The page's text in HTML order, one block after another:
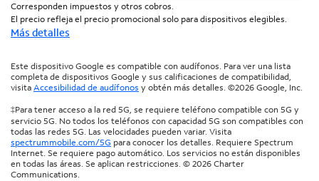
Corresponden impuestos y otros cobros.
El precio refleja el precio promocional solo para dispositivos elegibles.
Más detalles
Este dispositivo Google es compatible con audífonos. Para ver una lista
completa de dispositivos Google y sus calificaciones de compatibilidad,
visita Accesibilidad de audífonos y obtén más detalles. ©2026 Google, Inc.
‡Para tener acceso a la red 5G, se requiere teléfono compatible con 5G y
servicio 5G. No todos los teléfonos con capacidad 5G son compatibles con
todas las redes 5G. Las velocidades pueden variar. Visita
spectrummobile.com/5G para conocer los detalles. Requiere Spectrum
Internet. Se requiere pago automático. Los servicios no están disponibles
en todas las áreas. Se aplican restricciones. © 2026 Charter
Communications.